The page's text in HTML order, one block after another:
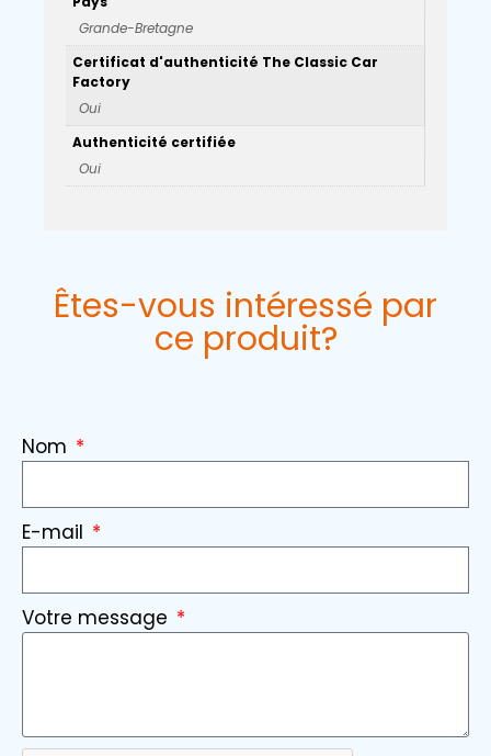
Grande-Bretagne
Certificat d'authenticité The Classic Car
Factory
Oui
Authenticité certifiée
Oui
Êtes-vous intéressé par
ce produit?
Nom
E-mail
Votre message